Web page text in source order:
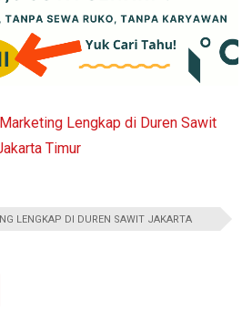
LENGKAP DI DUREN SAWIT JAKARTA